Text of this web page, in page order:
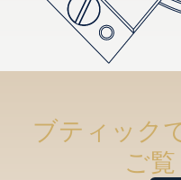
ブティック
ご